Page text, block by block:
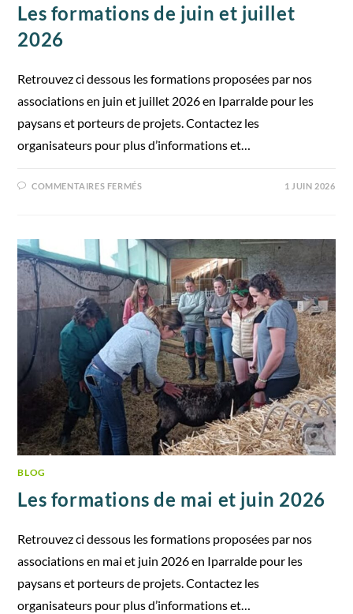
Les formations de juin et juillet
2026
Retrouvez ci dessous les formations proposées par nos
associations en juin et juillet 2026 en Iparralde pour les
paysans et porteurs de projets. Contactez les
organisateurs pour plus d’informations et…
COMMENTAIRES FERMÉS 1 JUIN 2026
BLOG
Les formations de mai et juin 2026
Retrouvez ci dessous les formations proposées par nos
associations en mai et juin 2026 en Iparralde pour les
paysans et porteurs de projets. Contactez les
organisateurs pour plus d’informations et…